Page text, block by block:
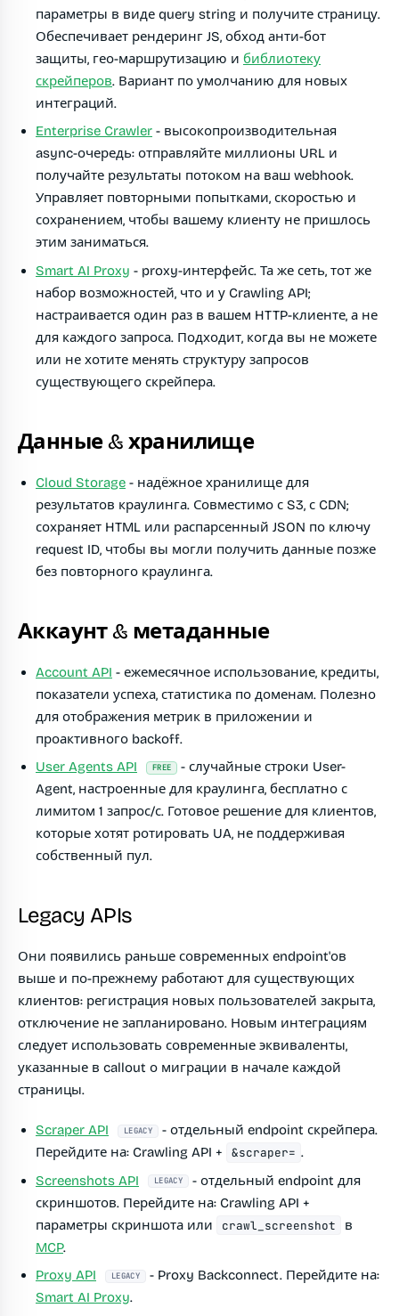
параметры в виде query string и получите страницу.
Обеспечивает рендеринг JS, обход анти-бот
защиты, гео-маршрутизацию и библиотеку
скрейперов. Вариант по умолчанию для новых
интеграций.
Enterprise Crawler - высокопроизводительная
async-очередь: отправляйте миллионы URL и
получайте результаты потоком на ваш webhook.
Управляет повторными попытками, скоростью и
сохранением, чтобы вашему клиенту не пришлось
этим заниматься.
Smart AI Proxy - proxy-интерфейс. Та же сеть, тот же
набор возможностей, что и у Crawling API;
настраивается один раз в вашем HTTP-клиенте, а не
для каждого запроса. Подходит, когда вы не можете
или не хотите менять структуру запросов
существующего скрейпера.
Данные & хранилище
Cloud Storage - надёжное хранилище для
результатов краулинга. Совместимо с S3, с CDN;
сохраняет HTML или распарсенный JSON по ключу
request ID, чтобы вы могли получить данные позже
без повторного краулинга.
Аккаунт & метаданные
Account API - ежемесячное использование, кредиты,
показатели успеха, статистика по доменам. Полезно
для отображения метрик в приложении и
проактивного backoff.
User Agents API
FREE
- случайные строки User-
Agent, настроенные для краулинга, бесплатно с
лимитом 1 запрос/с. Готовое решение для клиентов,
которые хотят ротировать UA, не поддерживая
собственный пул.
Legacy APIs
Они появились раньше современных endpoint'ов
выше и по-прежнему работают для существующих
клиентов: регистрация новых пользователей закрыта,
отключение не запланировано. Новым интеграциям
следует использовать современные эквиваленты,
указанные в callout о миграции в начале каждой
страницы.
Scraper API LEGACY
- отдельный endpoint скрейпера.
Перейдите на: Crawling API +
&scraper= .
Screenshots API
LEGACY
- отдельный endpoint для
скриншотов. Перейдите на: Crawling API +
параметры скриншота или
crawl_screenshot
в
MCP.
Proxy API
LEGACY
- Proxy Backconnect. Перейдите на:
Smart AI Proxy.